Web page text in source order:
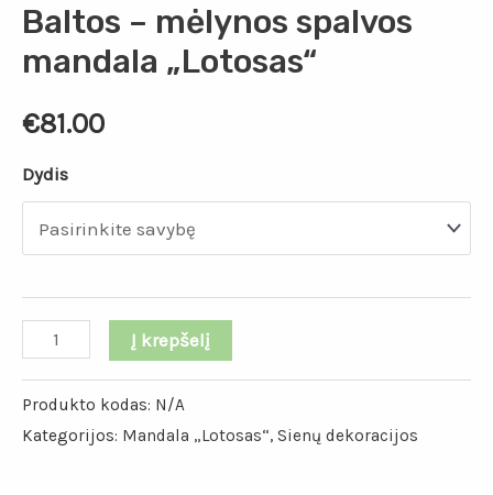
Baltos – mėlynos spalvos
mandala „Lotosas“
€81.00
Dydis
Į krepšelį
Produkto kodas: N/A
Kategorijos: Mandala „Lotosas“, Sienų dekoracijos